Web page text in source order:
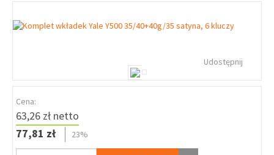
Udostępnij
Cena:
63,26 zł netto
77,81 zł
23%